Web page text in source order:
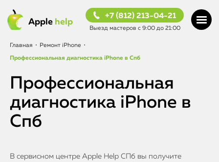
Apple help
+7 (812) 213-04-21
Выезд мастеров с 9:00 до 21:00
Главная • Ремонт iPhone •
Профессиональная диагностика iPhone в Спб
Профессиональная
диагностика iPhone в
Спб
В сервисном центре Apple Help СПб вы получите